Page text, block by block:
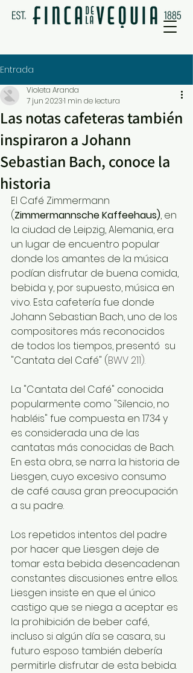
Entrada
Las notas cafeteras también
inspiraron a Johann
Sebastian Bach, conoce la
historia
Violeta Aranda
7 jun 20231 min de lectura
El Café Zimmermann
(Zimmermannsche Kaffeehaus), en
la ciudad de Leipzig, Alemania, era
un lugar de encuentro popular
donde los amantes de la música
podían disfrutar de buena comida,
bebida y, por supuesto, música en
vivo. Esta cafetería fue donde
Johann Sebastian Bach, uno de los
compositores más reconocidos
de todos los tiempos, presentó  su
"Cantata del Café" (BWV 211).
La "Cantata del Café" conocida
popularmente como "Silencio, no
habléis" fue compuesta en 1734 y
es considerada una de las
cantatas más conocidas de Bach.
En esta obra, se narra la historia de
Liesgen, cuyo excesivo consumo
de café causa gran preocupación
a su padre.
Los repetidos intentos del padre
por hacer que Liesgen deje de
tomar esta bebida desencadenan
constantes discusiones entre ellos.
Liesgen insiste en que el único
castigo que se niega a aceptar es
la prohibición de beber café,
incluso si algún día se casara, su
futuro esposo también debería
permitirle disfrutar de esta bebida.